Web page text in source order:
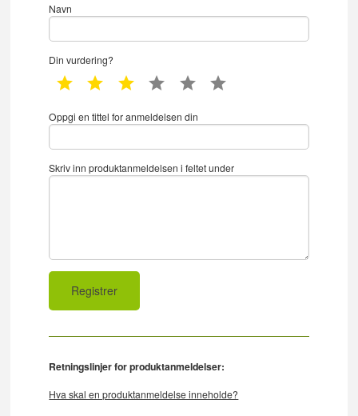
Navn
Din vurdering?
1 star 2 star 3 star 4 star 5 star
Oppgi en tittel for anmeldelsen din
Skriv inn produktanmeldelsen i feltet under
Retningslinjer for produktanmeldelser:
Hva skal en produktanmeldelse inneholde?